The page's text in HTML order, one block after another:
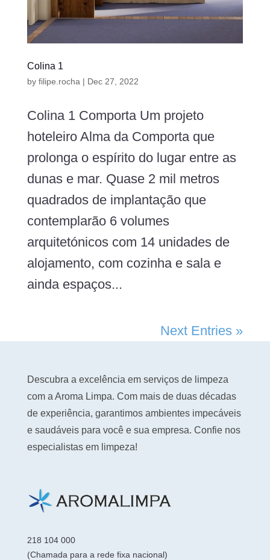
Colina 1
by filipe.rocha | Dec 27, 2022
Colina 1 Comporta Um projeto
hoteleiro Alma da Comporta que
prolonga o espírito do lugar entre as
dunas e mar. Quase 2 mil metros
quadrados de implantação que
contemplarão 6 volumes
arquitetónicos com 14 unidades de
alojamento, com cozinha e sala e
ainda espaços...
Next Entries »
Descubra a excelência em serviços de limpeza
com a Aroma Limpa. Com mais de duas décadas
de experiência, garantimos ambientes impecáveis
e saudáveis para você e sua empresa. Confie nos
especialistas em limpeza!
218 104 000
(Chamada para a rede fixa nacional)